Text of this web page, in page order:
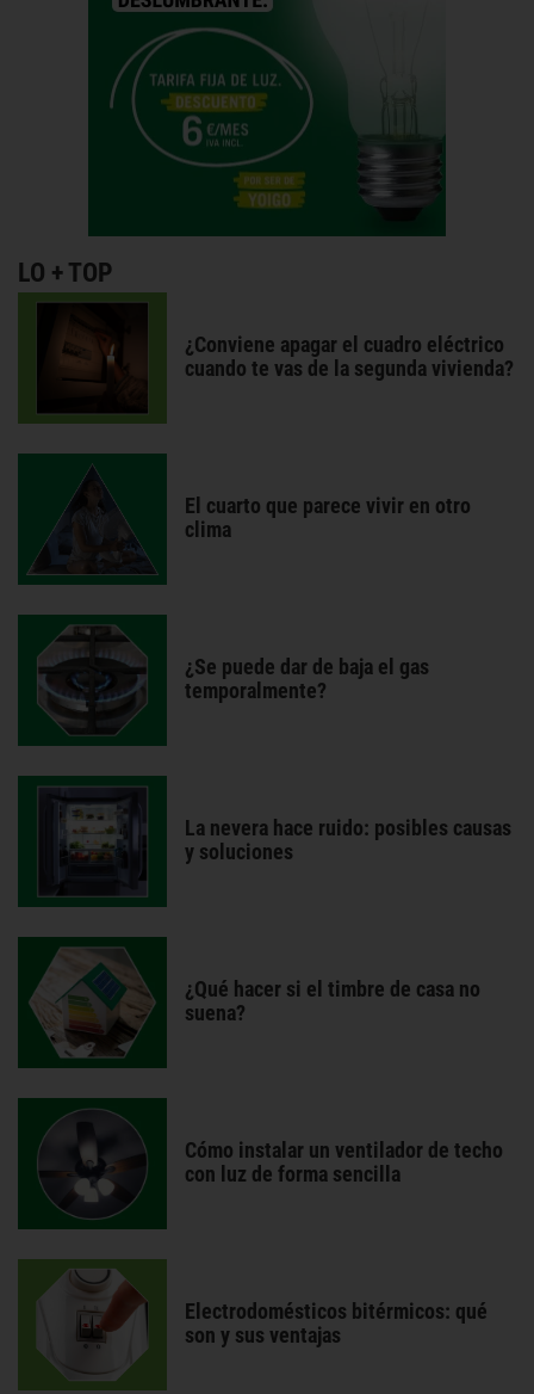
LO + TOP
¿Conviene apagar el cuadro eléctrico
cuando te vas de la segunda vivienda?
El cuarto que parece vivir en otro
clima
¿Se puede dar de baja el gas
temporalmente?
La nevera hace ruido: posibles causas
y soluciones
¿Qué hacer si el timbre de casa no
suena?
Cómo instalar un ventilador de techo
con luz de forma sencilla
Electrodomésticos bitérmicos: qué
son y sus ventajas